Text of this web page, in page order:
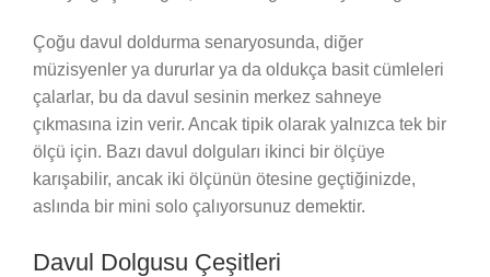
Çoğu davul doldurma senaryosunda, diğer
müzisyenler ya dururlar ya da oldukça basit cümleleri
çalarlar, bu da davul sesinin merkez sahneye
çıkmasına izin verir. Ancak tipik olarak yalnızca tek bir
ölçü için. Bazı davul dolguları ikinci bir ölçüye
karışabilir, ancak iki ölçünün ötesine geçtiğinizde,
aslında bir mini solo çalıyorsunuz demektir.
Davul Dolgusu Çeşitleri